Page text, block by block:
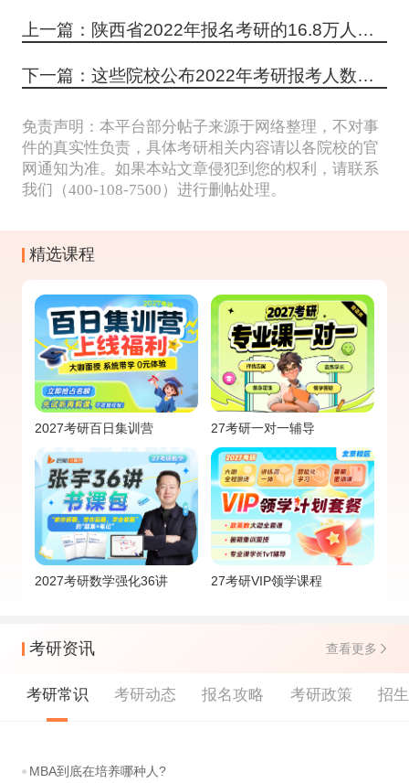
上一篇：陕西省2022年报名考研的16.8万人，参加考试率达85.69%
下一篇：这些院校公布2022年考研报考人数，增幅超过100%！
免责声明：本平台部分帖子来源于网络整理，不对事
件的真实性负责，具体考研相关内容请以各院校的官
网通知为准。如果本站文章侵犯到您的权利，请联系
我们（400-108-7500）进行删帖处理。
精选课程
2027考研百日集训营 27考研一对一辅导
2027考研数学强化36讲 27考研VIP领学课程
考研资讯 查看更多
考研常识 考研动态 报名攻略 考研政策 招
MBA到底在培养哪种人?